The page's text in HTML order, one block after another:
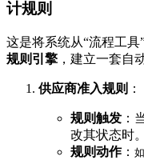
计规则
这是将系统从“流程工具
规则引擎 ，建立一套自
供应商准入规则 ：
规则触发 ：
改其状态时。
规则动作：